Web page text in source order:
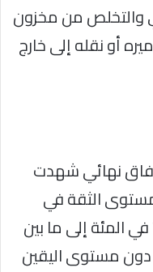
والتخلص من مخزون
أو نقله إلى خارج
نهائي شهدت
مستوى الثقة في
إتمام التوقيع ارتفع من نحو 75 في المئة إلى ما بين
يزال دون مستوى اليقين